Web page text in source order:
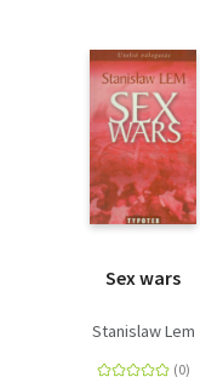
Sex wars
Stanislaw Lem